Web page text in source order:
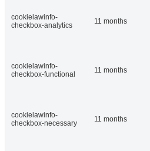
cookielawinfo-
checkbox-analytics
11 months
cookielawinfo-
checkbox-functional
11 months
cookielawinfo-
checkbox-necessary
11 months